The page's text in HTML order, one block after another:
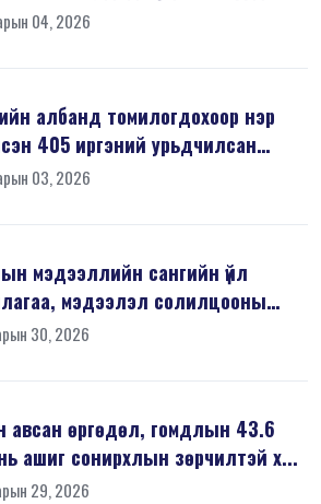
04, 2026
албанд томилогдохоор нэр
405 иргэний урьдчилсан
03, 2026
мэдээллийн сангийн үйл
солилцооны
...30, 2026
авсан өргөдөл, гомдлын 43.6
хувь нь ашиг сонирхлын зөрчилтэй х...
29, 2026